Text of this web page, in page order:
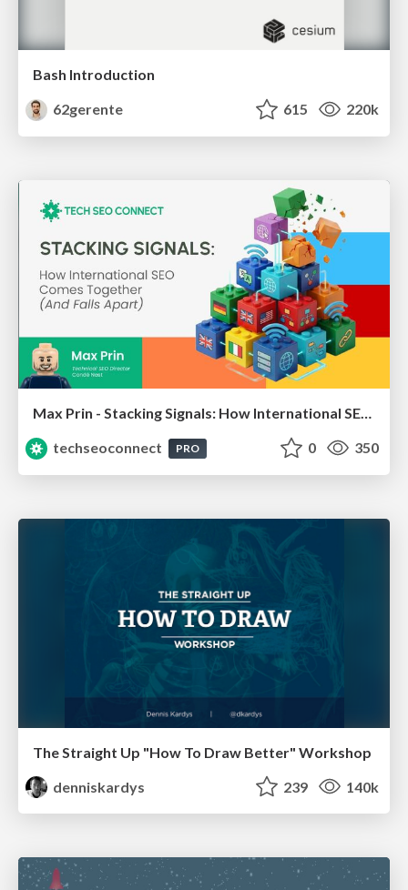
Bash Introduction
62gerente
615 220k
Max Prin - Stacking Signals: How International SEO Comes Together (And Falls Apart)
techseoconnect
PRO 0 350
The Straight Up "How To Draw Better" Workshop
denniskardys
239 140k